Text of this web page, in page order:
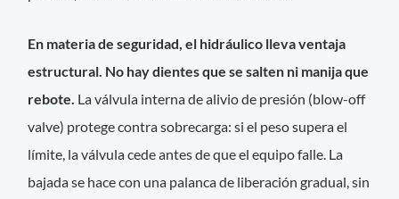
En materia de seguridad, el hidráulico lleva ventaja
estructural. No hay dientes que se salten ni manija que
rebote. La válvula interna de alivio de presión (blow-off
valve) protege contra sobrecarga: si el peso supera el
límite, la válvula cede antes de que el equipo falle. La
bajada se hace con una palanca de liberación gradual, sin